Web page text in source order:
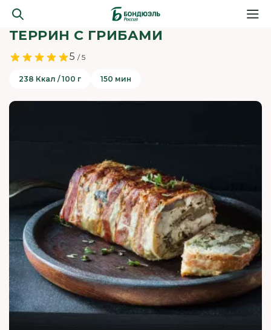
ТЕРРИН С ГРИБАМИ
5 / 5
238 Ккал / 100 г 150 мин